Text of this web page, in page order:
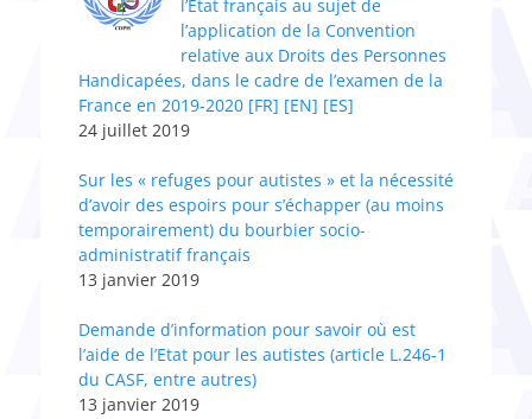
l’Etat français au sujet de
l’application de la Convention
relative aux Droits des Personnes
Handicapées, dans le cadre de l’examen de la
France en 2019-2020 [FR] [EN] [ES]
24 juillet 2019
Sur les « refuges pour autistes » et la nécessité
d’avoir des espoirs pour s’échapper (au moins
temporairement) du bourbier socio-
administratif français
13 janvier 2019
Demande d’information pour savoir où est
l’aide de l’Etat pour les autistes (article L.246-1
du CASF, entre autres)
13 janvier 2019